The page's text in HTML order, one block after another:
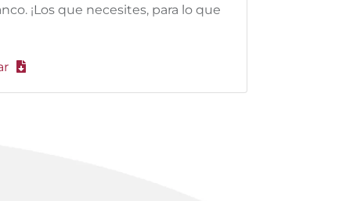
¡Los que necesites, para lo que